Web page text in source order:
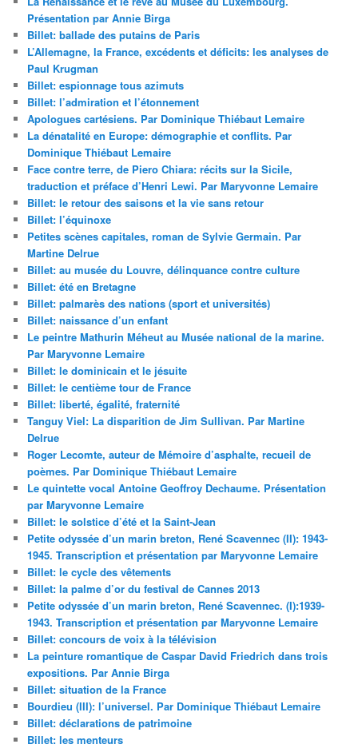
Présentation par Annie Birga
Billet: ballade des putains de Paris
L’Allemagne, la France, excédents et déficits: les analyses de
Paul Krugman
Billet: espionnage tous azimuts
Billet: l’admiration et l’étonnement
Apologues cartésiens. Par Dominique Thiébaut Lemaire
La dénatalité en Europe: démographie et conflits. Par
Dominique Thiébaut Lemaire
Face contre terre, de Piero Chiara: récits sur la Sicile,
traduction et préface d’Henri Lewi. Par Maryvonne Lemaire
Billet: le retour des saisons et la vie sans retour
Billet: l’équinoxe
Petites scènes capitales, roman de Sylvie Germain. Par
Martine Delrue
Billet: au musée du Louvre, délinquance contre culture
Billet: été en Bretagne
Billet: palmarès des nations (sport et universités)
Billet: naissance d’un enfant
Le peintre Mathurin Méheut au Musée national de la marine.
Par Maryvonne Lemaire
Billet: le dominicain et le jésuite
Billet: le centième tour de France
Billet: liberté, égalité, fraternité
Tanguy Viel: La disparition de Jim Sullivan. Par Martine
Delrue
Roger Lecomte, auteur de Mémoire d’asphalte, recueil de
poèmes. Par Dominique Thiébaut Lemaire
Le quintette vocal Antoine Geoffroy Dechaume. Présentation
par Maryvonne Lemaire
Billet: le solstice d’été et la Saint-Jean
Petite odyssée d’un marin breton, René Scavennec (II): 1943-
1945. Transcription et présentation par Maryvonne Lemaire
Billet: le cycle des vêtements
Billet: la palme d’or du festival de Cannes 2013
Petite odyssée d’un marin breton, René Scavennec. (I):1939-
1943. Transcription et présentation par Maryvonne Lemaire
Billet: concours de voix à la télévision
La peinture romantique de Caspar David Friedrich dans trois
expositions. Par Annie Birga
Billet: situation de la France
Bourdieu (III): l’universel. Par Dominique Thiébaut Lemaire
Billet: déclarations de patrimoine
Billet: les menteurs